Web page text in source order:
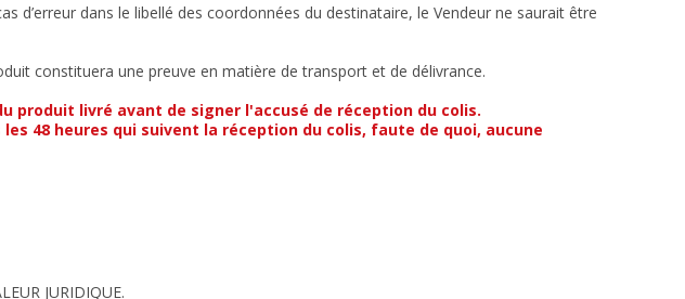
dans le libellé des coordonnées du destinataire, le Vendeur ne saurait être
constituera une preuve en matière de transport et de délivrance.
produit livré avant de signer l'accusé de réception du colis.
48 heures qui suivent la réception du colis, faute de quoi, aucune
JURIDIQUE.